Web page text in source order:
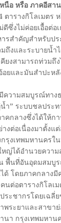
นือ หรือ ภาคอีสาน
ตารางกิโลเมตร
ซึ่งไม่ค่อยเอื้อต่อ
ารสำคัญสำหรับป
ถึงและระบายน้ำ
ยงสามารถท่วมถึง
อยและมันสำปะห
ความสมบูรณ์ทาง
ำ” ระบบชลประ
คกลางซึ่งได้ให้ก
งต่อเนื่องมาตั้ง
รุงเทพมหานครใ
ญ่ได้อำนวยควา
พื้นที่อันอุดมสมบู
ด้ โดยภาคกลางมี
นต่อตารางกิโลเม
ะชากรโดยเฉลี่
าพระยาและสาข
นา กรุงเทพมหาน